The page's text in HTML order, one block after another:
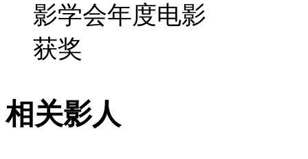
影学会年度电影
获奖
相关影人